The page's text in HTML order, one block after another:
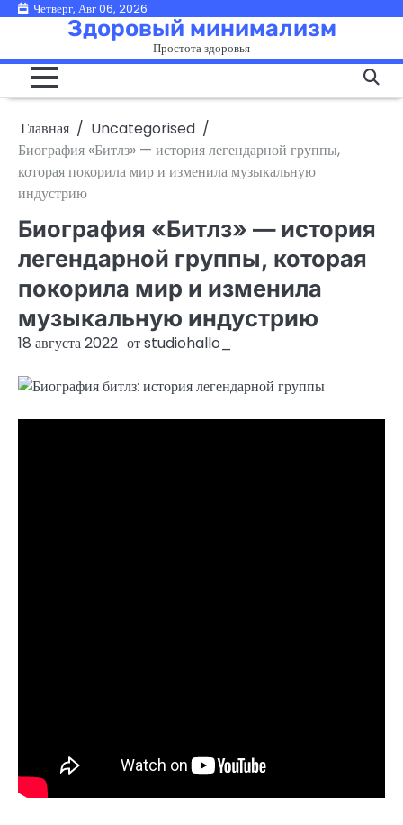
ПерейтиЧетверг, Авг 06, 2026
Здоровый минимализм
Простота здоровья
Главная
Uncategorised
Биография «Битлз» — история легендарной группы,
которая покорила мир и изменила музыкальную
индустрию
Биография «Битлз» — история
легендарной группы, которая
покорила мир и изменила
музыкальную индустрию
18 августа 2022 отstudiohallo_